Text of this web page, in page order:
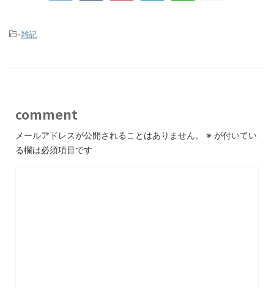
-雑記
comment
メールアドレスが公開されることはありません。 ※ が付いてい
る欄は必須項目です